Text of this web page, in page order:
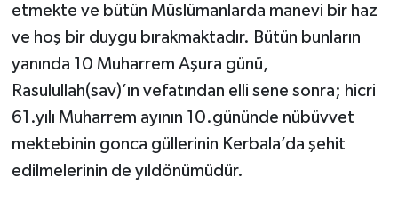
etmekte ve bütün Müslümanlarda manevi bir haz
ve hoş bir duygu bırakmaktadır. Bütün bunların
yanında 10 Muharrem Aşura günü,
Rasulullah(sav)’ın vefatından elli sene sonra; hicri
61.yılı Muharrem ayının 10.gününde nübüvvet
mektebinin gonca güllerinin Kerbala’da şehit
edilmelerinin de yıldönümüdür.